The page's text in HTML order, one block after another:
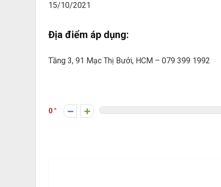
15/10/2021
Địa điểm áp dụng:
Tầng 3, 91 Mạc Thị Bưởi, HCM – 079 399 1992
0